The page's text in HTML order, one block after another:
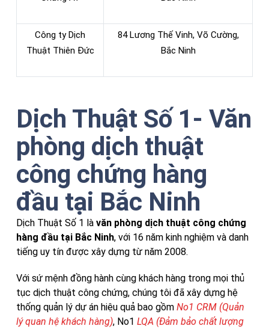
Công ty Dịch
Thuật Thiên Đức
84 Lương Thế Vinh, Võ Cường,
Bắc Ninh
Dịch Thuật Số 1- Văn
phòng dịch thuật
công chứng hàng
đầu tại Bắc Ninh
Dịch Thuật Số 1 là văn phòng dịch thuật công chứng
hàng đầu tại Bắc Ninh, với 16 năm kinh nghiệm và danh
tiếng uy tín được xây dựng từ năm 2008.
Với sứ mệnh đồng hành cùng khách hàng trong mọi thủ
tục dịch thuật công chứng, chúng tôi đã xây dựng hệ
thống quản lý dự án hiệu quả bao gồm No1 CRM (Quản
lý quan hệ khách hàng), No1 LQA (Đảm bảo chất lượng